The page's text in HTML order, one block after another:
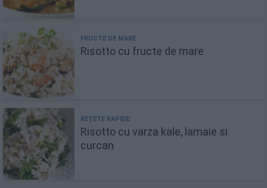
Risotto cu fructe de mare
Risotto cu varza kale, lamaie si
curcan